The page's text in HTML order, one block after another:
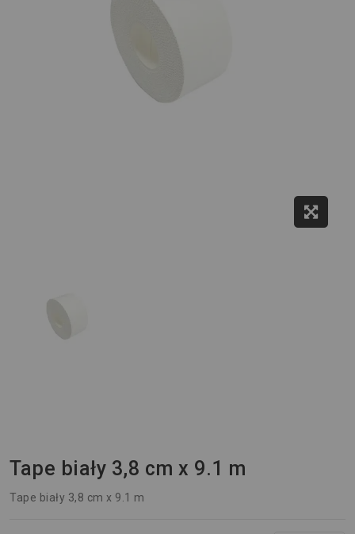
Tape biały 3,8 cm x 9.1 m
Tape biały 3,8 cm x 9.1 m